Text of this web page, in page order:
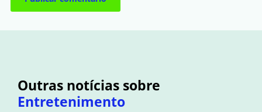
Outras notícias sobre
Entretenimento